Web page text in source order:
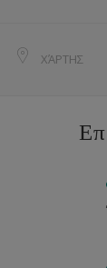
ΧΆΡΤΗΣ